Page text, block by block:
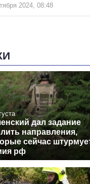
2024, 08:48
дал задание
направления,
сейчас
рф